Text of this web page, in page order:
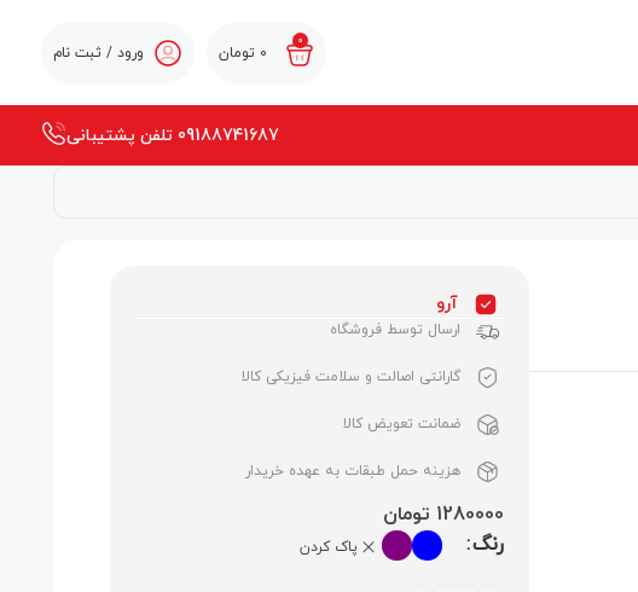
0
0 تومان ورود / ثبت نام
09188741687 تلفن پشتیبانی
آرو
ارسال توسط فروشگاه
گارانتی اصالت و سلامت فیزیکی کالا
ضمانت تعویض کالا
هزینه حمل طبقات به عهده خریدار
1280000 تومان
رنگ
پاک کردن